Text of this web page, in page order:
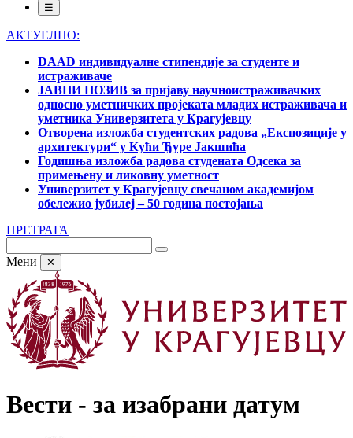
☰
АКТУЕЛНО:
DAAD индивидуалне стипендије за студенте и
истраживаче
ЈАВНИ ПОЗИВ за пријаву научноистраживачких
односно уметничких пројеката младих истраживача и
уметника Универзитета у Крагујевцу
Отворена изложба студентских радова „Експозиције у
архитектури“ у Кући Ђуре Јакшића
Годишња изложба радова студената Одсека за
примењену и ликовну уметност
Универзитет у Крагујевцу свечаном академијом
обележио јубилеј – 50 година постојања
ПРЕТРАГА
Мени ✕
Вести - за изабрани датум